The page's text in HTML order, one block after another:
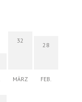
32
MÄRZ
28
FEB.